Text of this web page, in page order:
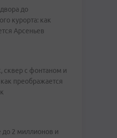
до
курорта: как
Арсеньев
сквер с фонтаном и
преображается
2 миллионов и